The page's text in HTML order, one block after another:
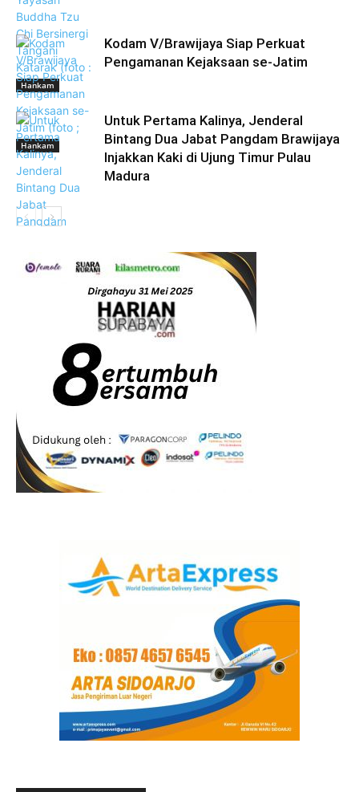
Hankam
Hankam
Kodam V/Brawijaya Siap Perkuat
Pengamanan Kejaksaan se-Jatim
Untuk Pertama Kalinya, Jenderal
Bintang Dua Jabat Pangdam Brawijaya
Injakkan Kaki di Ujung Timur Pulau
Madura